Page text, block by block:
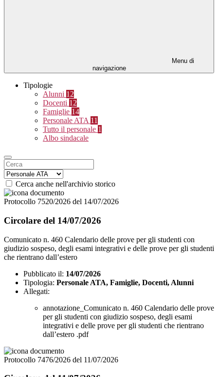
Menu di
navigazione
Tipologie
Alunni 12
Docenti 12
Famiglie 14
Personale ATA 11
Tutto il personale 1
Albo sindacale
Cerca anche nell'archivio storico
Protocollo 7520/2026 del 14/07/2026
Circolare del 14/07/2026
Comunicato n. 460 Calendario delle prove per gli studenti con
giudizio sospeso, degli esami integrativi e delle prove per gli studenti
che rientrano dall’estero
Pubblicato il: 14/07/2026
Tipologia: Personale ATA, Famiglie, Docenti, Alunni
Allegati:
annotazione_Comunicato n. 460 Calendario delle prove
per gli studenti con giudizio sospeso, degli esami
integrativi e delle prove per gli studenti che rientrano
dall’estero .pdf
Protocollo 7476/2026 del 11/07/2026